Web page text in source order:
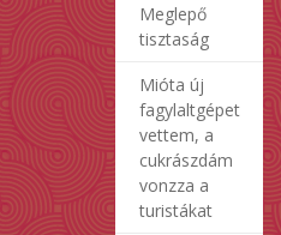
Meglepő
tisztaság
Mióta új
fagylaltgépet
vettem, a
cukrászdám
vonzza a
turistákat